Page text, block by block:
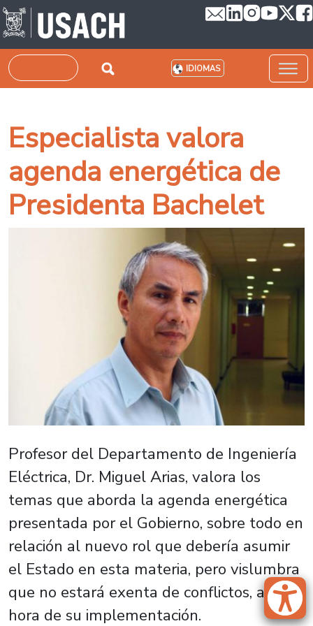
Pasar al contenido principal
Buscar IDIOMAS
Especialista valora
agenda energética de
Presidenta Bachelet
Profesor del Departamento de Ingeniería
Eléctrica, Dr. Miguel Arias, valora los
temas que aborda la agenda energética
presentada por el Gobierno, sobre todo en
relación al nuevo rol que debería asumir
el Estado en esta materia, pero vislumbra
que no estará exenta de conflictos, a la
hora de su implementación.